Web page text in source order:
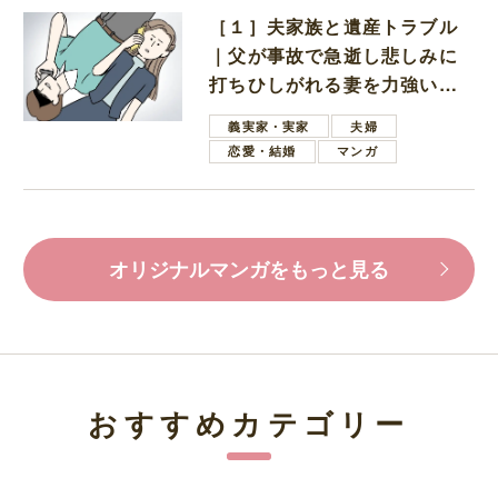
［１］夫家族と遺産トラブル
｜父が事故で急逝し悲しみに
打ちひしがれる妻を力強い言
葉で励ます夫
義実家・実家
夫婦
恋愛・結婚
マンガ
オリジナルマンガをもっと見る
おすすめカテゴリー